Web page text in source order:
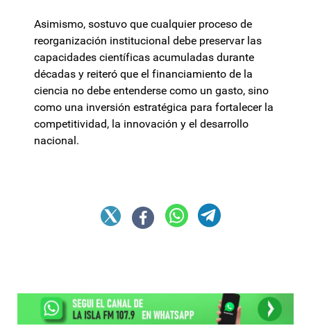
Asimismo, sostuvo que cualquier proceso de
reorganización institucional debe preservar las
capacidades científicas acumuladas durante
décadas y reiteró que el financiamiento de la
ciencia no debe entenderse como un gasto, sino
como una inversión estratégica para fortalecer la
competitividad, la innovación y el desarrollo
nacional.